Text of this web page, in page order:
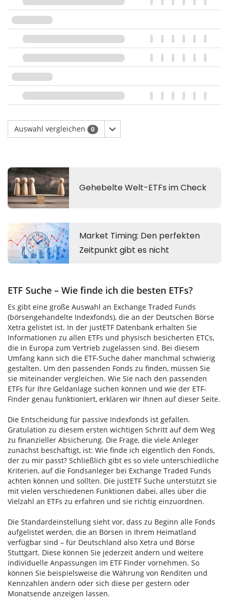
Auswahl vergleichen 0
ETF Suche – Wie finde ich die besten ETFs?
Es gibt eine große Auswahl an Exchange Traded Funds
(börsengehandelte Indexfonds), die an der Deutschen Börse
Xetra gelistet ist. In der justETF Datenbank erhalten Sie
Informationen zu allen ETFs und physisch besicherten ETCs,
die in Europa zum Vertrieb zugelassen sind. Bei diesem
Umfang kann sich die ETF-Suche daher manchmal schwierig
gestalten. Um den passenden Fonds zu finden, müssen Sie
sie miteinander vergleichen. Wie Sie nach den passenden
ETFs für Ihre Geldanlage suchen können und wie der ETF-
Finder genau funktioniert, erklären wir Ihnen auf dieser Seite.
Die Entscheidung für passive Indexfonds ist gefallen.
Gratulation zu diesem ersten wichtigen Schritt auf dem Weg
zu finanzieller Absicherung. Die Frage, die viele Anleger
zunächst beschäftigt, ist: Wie finde ich eigentlich den Fonds,
der zu mir passt? Schließlich gibt es so viele unterschiedliche
Kriterien, auf die Fondsanleger bei Exchange Traded Funds
achten können und sollten. Die justETF Suche unterstützt sie
mit vielen verschiedenen Funktionen dabei, alles über die
Vielzahl an ETFs zu erfahren und sie richtig einzuordnen.
Die Standardeinstellung sieht vor, dass zu Beginn alle Fonds
aufgelistet werden, die an Börsen in Ihrem Heimatland
verfügbar sind – für Deutschland also Xetra und Börse
Stuttgart. Diese können Sie jederzeit ändern und weitere
individuelle Anpassungen im ETF Finder vornehmen. So
können Sie beispielsweise die Währung von Renditen und
Kennzahlen ändern oder sich diese per gestern oder
Monatsende anzeigen lassen.